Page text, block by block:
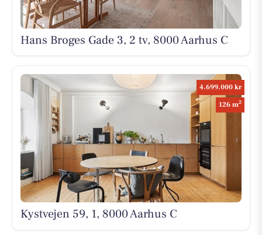
Hans Broges Gade 3, 2 tv, 8000 Aarhus C
4.699.000 kr
126 m2
Kystvejen 59, 1, 8000 Aarhus C